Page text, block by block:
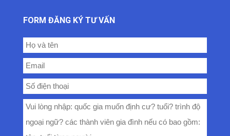
FORM ĐĂNG KÝ TƯ VẤN